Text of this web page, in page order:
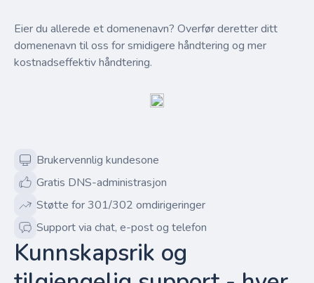
Eier du allerede et domenenavn? Overfør deretter ditt
domenenavn til oss for smidigere håndtering og mer
kostnadseffektiv håndtering.
Brukervennlig kundesone
Gratis DNS-administrasjon
Støtte for 301/302 omdirigeringer
Support via chat, e-post og telefon
Kunnskapsrik og